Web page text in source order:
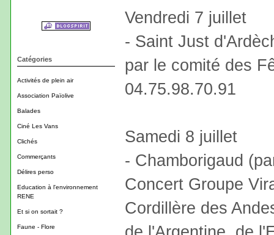
Catégories
Activités de plein air
Association Païolive
Balades
Ciné Les Vans
Clichés
Commerçants
Délires perso
Education à l'environnement
RENE
Et si on sortait ?
Faune - Flore
Vendredi 7 juillet
- Saint Just
par le comité des
04.75.98.70.91
Samedi 8 juillet
- Chamborigaud
Concert Groupe
Cordillère des